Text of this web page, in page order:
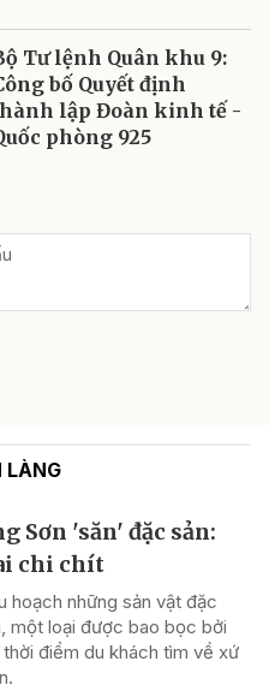
Tư lệnh Quân khu 9:
bố Quyết định
lập Đoàn kinh tế -
phòng 925
LÀNG
Sơn 'săn' đặc sản:
chi chít
hoạch những sản vật đặc
một loại được bao bọc bởi
điểm du khách tìm về xứ